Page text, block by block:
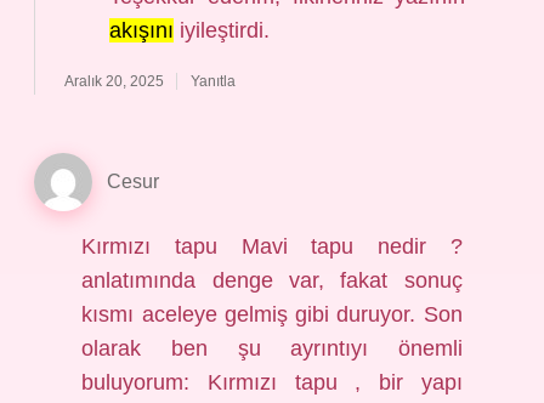
akışını iyileştirdi.
Aralık 20, 2025 Yanıtla
Cesur
Kırmızı tapu Mavi tapu nedir ?
anlatımında denge var, fakat sonuç
kısmı aceleye gelmiş gibi duruyor. Son
olarak ben şu ayrıntıyı önemli
buluyorum: Kırmızı tapu , bir yapı